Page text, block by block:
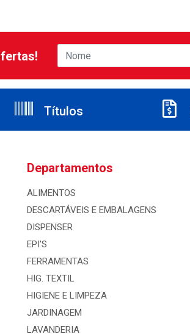
Títulos
Departamentos
ALIMENTOS
DESCARTÁVEIS E EMBALAGENS
DISPENSER
EPI'S
FERRAMENTAS
HIG. TEXTIL
HIGIENE E LIMPEZA
JARDINAGEM
LAVANDERIA